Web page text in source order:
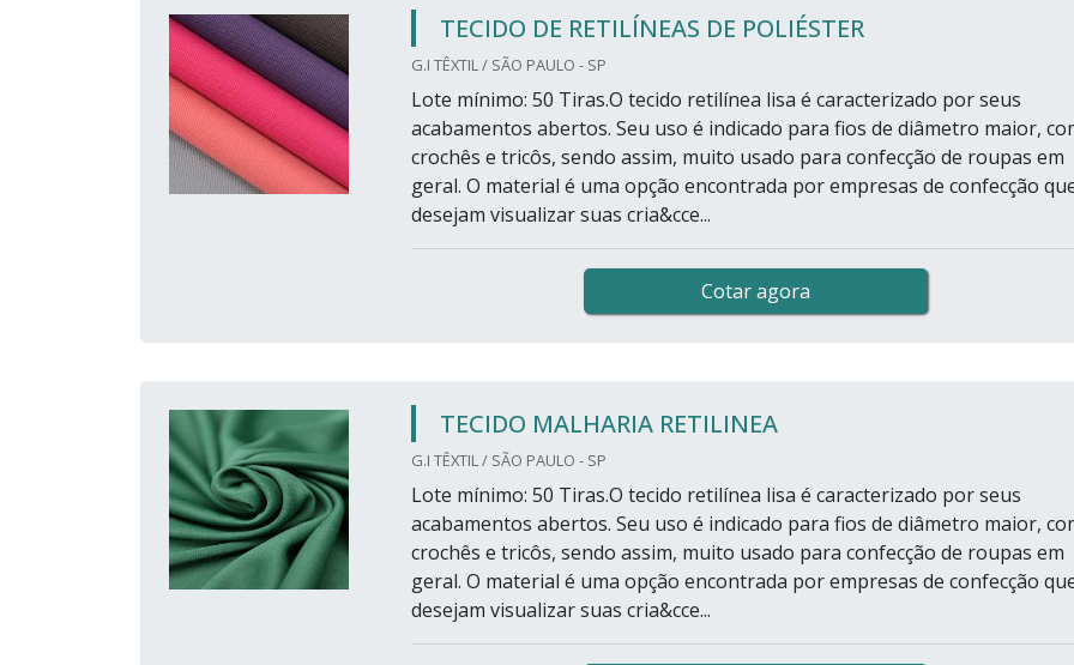
TECIDO DE RETILÍNEAS DE POLIÉSTER
G.I TÊXTIL / SÃO PAULO - SP
Lote mínimo: 50 Tiras.O tecido retilínea lisa é caracterizado por seus
acabamentos abertos. Seu uso é indicado para fios de diâmetro maior,
crochês e tricôs, sendo assim, muito usado para confecção de roupas em
geral. O material é uma opção encontrada por empresas de confecção
desejam visualizar suas cria&cce...
Cotar agora
TECIDO MALHARIA RETILINEA
G.I TÊXTIL / SÃO PAULO - SP
Lote mínimo: 50 Tiras.O tecido retilínea lisa é caracterizado por seus
acabamentos abertos. Seu uso é indicado para fios de diâmetro maior,
crochês e tricôs, sendo assim, muito usado para confecção de roupas em
geral. O material é uma opção encontrada por empresas de confecção
desejam visualizar suas cria&cce...